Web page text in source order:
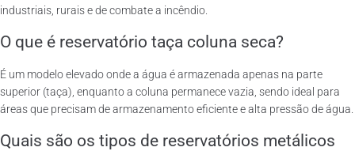
industriais, rurais e de combate a incêndio.
O que é reservatório taça coluna seca?
É um modelo elevado onde a água é armazenada apenas na parte
superior (taça), enquanto a coluna permanece vazia, sendo ideal para
áreas que precisam de armazenamento eficiente e alta pressão de água.
Quais são os tipos de reservatórios metálicos